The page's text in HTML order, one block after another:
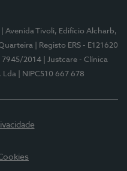
| Avenida Tivoli, Edifício Alcharb,
| Registo ERS - E121620
7945/2014
| Justcare - Clínica
Lda
| NIPC510 667 678